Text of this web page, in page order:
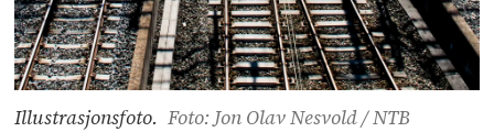
Illustrasjonsfoto. Foto: Jon Olav Nesvold / NTB